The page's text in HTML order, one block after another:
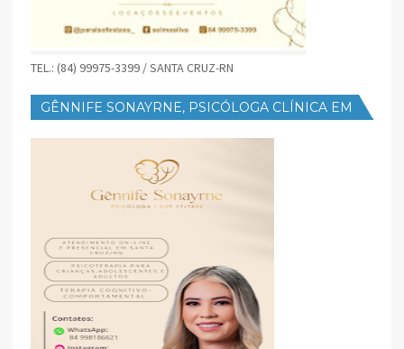
TEL.: (84) 99975-3399 / SANTA CRUZ-RN
GÊNNIFE SONAYRNE, PSICÓLOGA CLÍNICA EM